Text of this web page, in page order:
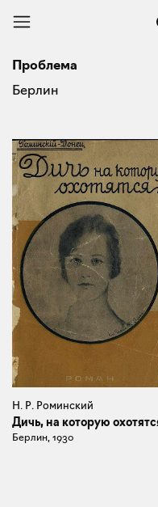
Проблема
Берлин
Н. Р. Роминский
Дичь, на которую
Берлин, 1930